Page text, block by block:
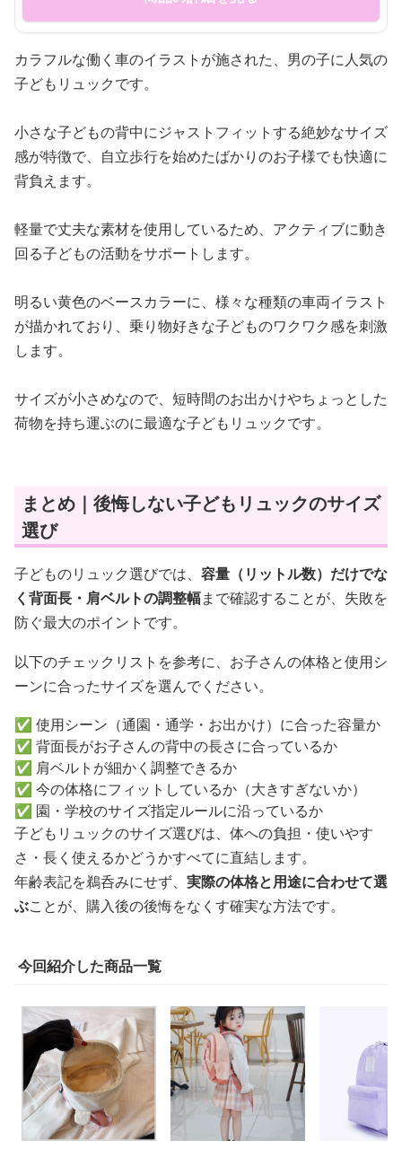
カラフルな働く車のイラストが施された、男の子に人気の
子どもリュックです。
小さな子どもの背中にジャストフィットする絶妙なサイズ
感が特徴で、自立歩行を始めたばかりのお子様でも快適に
背負えます。
軽量で丈夫な素材を使用しているため、アクティブに動き
回る子どもの活動をサポートします。
明るい黄色のベースカラーに、様々な種類の車両イラスト
が描かれており、乗り物好きな子どものワクワク感を刺激
します。
サイズが小さめなので、短時間のお出かけやちょっとした
荷物を持ち運ぶのに最適な子どもリュックです。
まとめ｜後悔しない子どもリュックのサイズ
選び
子どものリュック選びでは、 容量（リットル数）だけでな
く背面長・肩ベルトの調整幅まで確認することが、失敗を
防ぐ最大のポイントです。
以下のチェックリストを参考に、お子さんの体格と使用シ
ーンに合ったサイズを選んでください。
✅ 使用シーン（通園・通学・お出かけ）に合った容量か
✅ 背面長がお子さんの背中の長さに合っているか
✅ 肩ベルトが細かく調整できるか
✅ 今の体格にフィットしているか（大きすぎないか）
✅ 園・学校のサイズ指定ルールに沿っているか
子どもリュックのサイズ選びは、体への負担・使いやす
さ・長く使えるかどうかすべてに直結します。
年齢表記を鵜呑みにせず、 実際の体格と用途に合わせて選
ぶことが、購入後の後悔をなくす確実な方法です。
今回紹介した商品一覧